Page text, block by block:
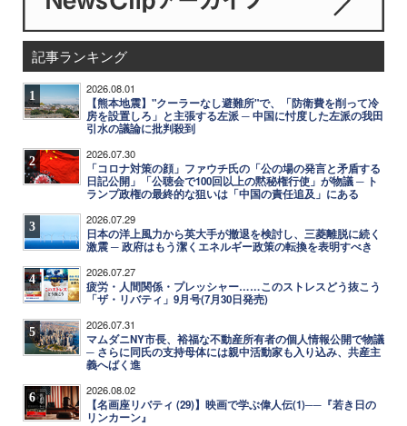
記事ランキング
1 2026.08.01
【熊本地震】"クーラーなし避難所"で、「防衛費を削って冷
房を設置しろ」と主張する左派 ─ 中国に忖度した左派の我田
引水の議論に批判殺到
2 2026.07.30
「コロナ対策の顔」ファウチ氏の「公の場の発言と矛盾する
日記公開」「公聴会で100回以上の黙秘権行使」が物議 ─ ト
ランプ政権の最終的な狙いは「中国の責任追及」にある
3 2026.07.29
日本の洋上風力から英大手が撤退を検討し、三菱離脱に続く
激震 ─ 政府はもう潔くエネルギー政策の転換を表明すべき
4 2026.07.27
疲労・人間関係・プレッシャー……このストレスどう抜こう
「ザ・リバティ」9月号(7月30日発売)
5 2026.07.31
マムダニNY市長、裕福な不動産所有者の個人情報公開で物議
─ さらに同氏の支持母体には親中活動家も入り込み、共産主
義へばく進
6 2026.08.02
【名画座リバティ (29)】映画で学ぶ偉人伝(1)──『若き日の
リンカーン』